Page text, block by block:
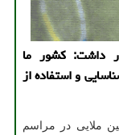
داشت: كشور ما
و استفاده از
ملایی در مراسم